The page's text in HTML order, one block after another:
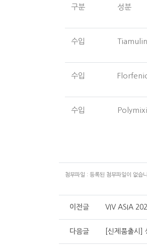
구분 성분
수입 Tiamulin
수입
수입
첨부파일 : 등록된 첨부파일이 없습
이전글 VIV ASIA
다음글 [신제품출시]